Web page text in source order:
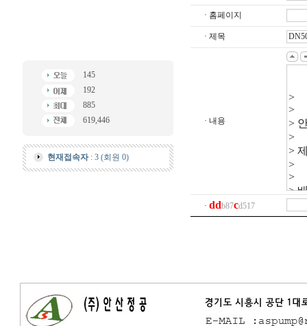
145
192
885
619,446
현재접속자: 3 (회원 0)
· 홈페이지
· 제목
· 내용
· ddb87cd517